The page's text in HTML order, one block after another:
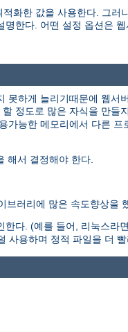
화한 값을 사용한다. 그러
한다. 어떤 설정 옵션은
못하게 늘리기때문에 웹서
정도로 많은 자식을 만들
가능한 메모리에서 다른 프
해서 결정해야 한다.
러리에 많은 속도향상을
다. (예를 들어, 리눅스라
사용하며 정적 파일을 더